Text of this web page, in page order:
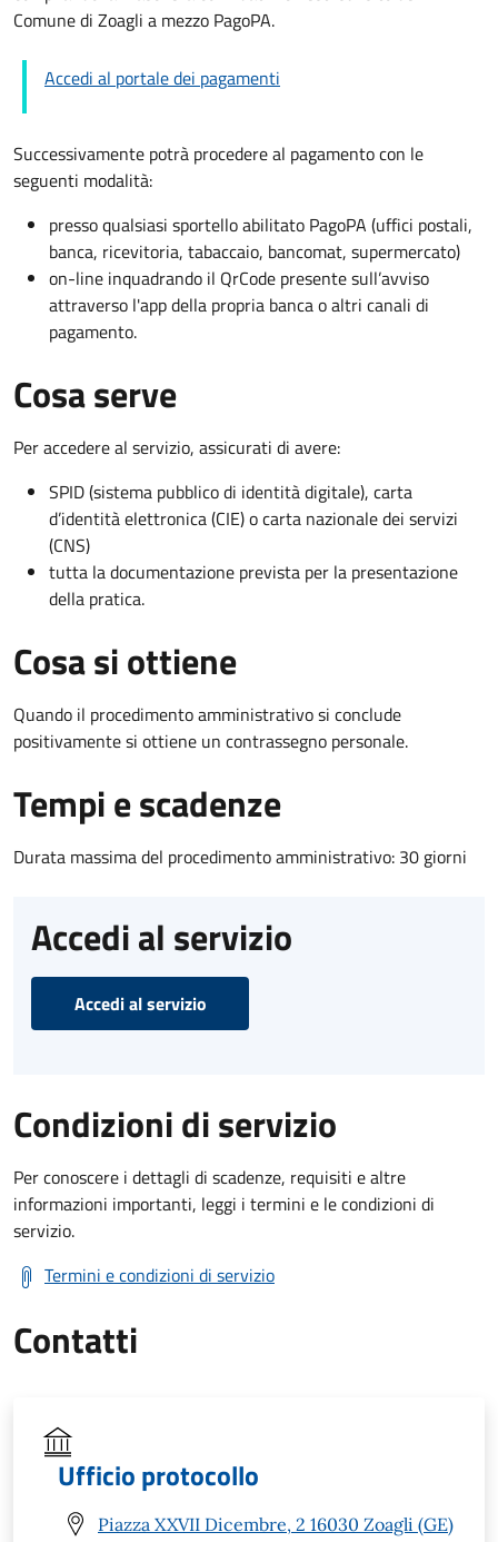
Comune di Zoagli a mezzo PagoPA.
Accedi al portale dei pagamenti
Successivamente potrà procedere al pagamento con le
seguenti modalità:
presso qualsiasi sportello abilitato PagoPA (uffici postali,
banca, ricevitoria, tabaccaio, bancomat, supermercato)
on-line inquadrando il QrCode presente sull’avviso
attraverso l'app della propria banca o altri canali di
pagamento.
Cosa serve
Per accedere al servizio, assicurati di avere:
SPID (sistema pubblico di identità digitale), carta
d’identità elettronica (CIE) o carta nazionale dei servizi
(CNS)
tutta la documentazione prevista per la presentazione
della pratica.
Cosa si ottiene
Quando il procedimento amministrativo si conclude
positivamente si ottiene un contrassegno personale.
Tempi e scadenze
Durata massima del procedimento amministrativo: 30 giorni
Accedi al servizio
Accedi al servizio
Condizioni di servizio
Per conoscere i dettagli di scadenze, requisiti e altre
informazioni importanti, leggi i termini e le condizioni di
servizio.
Termini e condizioni di servizio
Contatti
Ufficio protocollo
Piazza XXVII Dicembre, 2 16030 Zoagli (GE)